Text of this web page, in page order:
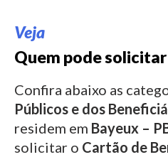
Veja
Quem pode
Confira abaixo as
Públicos e dos
residem em Bayeux –
solicitar o Cartão de